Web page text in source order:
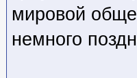
мировой
немного